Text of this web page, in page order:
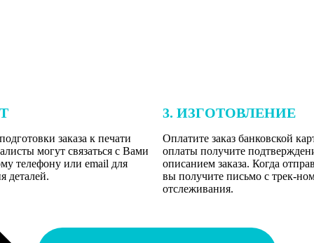
заказа к печати
могут связаться с Вами
телефону или email для
деталей.
3. ИЗГОТОВЛЕНИЕ
Оплатите заказ банковской
оплаты получите
описанием заказа. Когда
вы получите письмо с трек-
отслеживания.